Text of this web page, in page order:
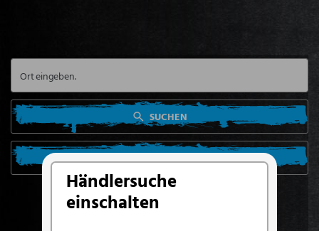
Händlersuche
einschalten
SUCHEN
SUCHE VON MEINEM STANDORT AUS